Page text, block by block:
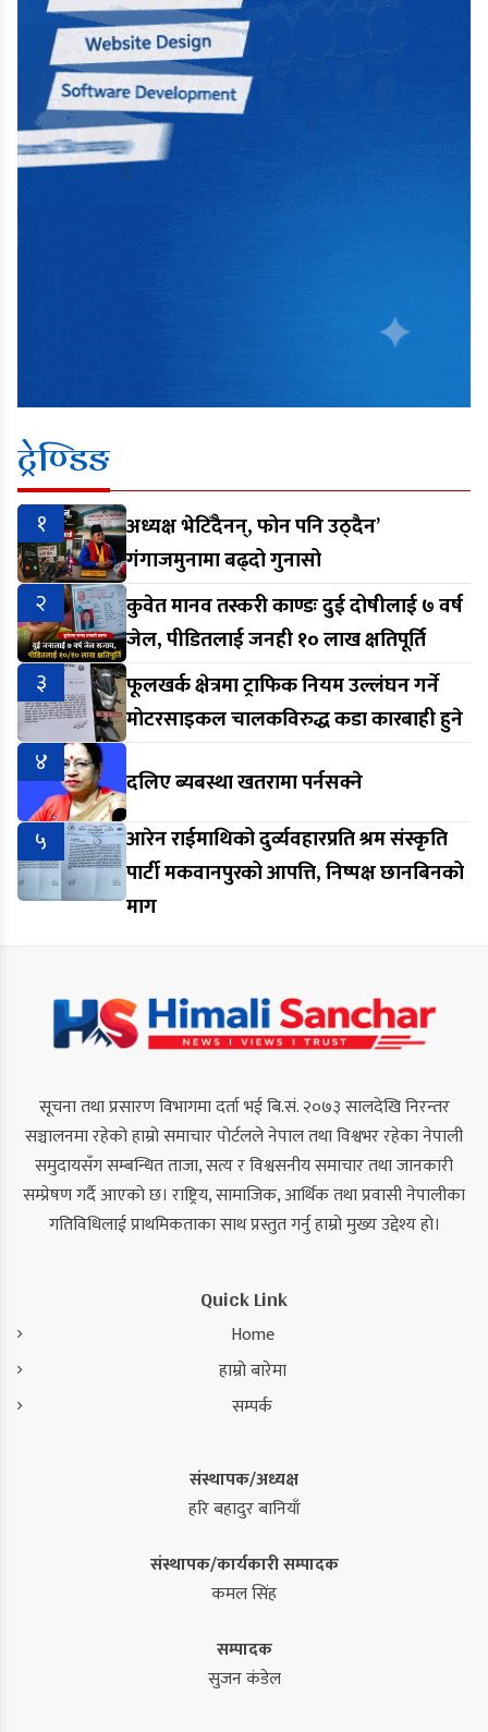
ट्रेण्डिङ
१
अध्यक्ष भेटिँदैनन्, फोन पनि उठ्दैन’
गंगाजमुनामा बढ्दो गुनासो
२
कुवेत मानव तस्करी काण्डः दुई दोषीलाई ७ वर्ष
जेल, पीडितलाई जनही १० लाख क्षतिपूर्ति
३
फूलखर्क क्षेत्रमा ट्राफिक नियम उल्लंघन गर्ने
मोटरसाइकल चालकविरुद्ध कडा कारबाही हुने
४
दलिए ब्यबस्था खतरामा पर्नसक्ने
५
आरेन राईमाथिको दुर्व्यवहारप्रति श्रम संस्कृति
पार्टी मकवानपुरको आपत्ति, निष्पक्ष छानबिनको
माग
सूचना तथा प्रसारण विभागमा दर्ता भई बि.सं. २०७३ सालदेखि निरन्तर
सञ्चालनमा रहेको हाम्रो समाचार पोर्टलले नेपाल तथा विश्वभर रहेका नेपाली
समुदायसँग सम्बन्धित ताजा, सत्य र विश्वसनीय समाचार तथा जानकारी
सम्प्रेषण गर्दै आएको छ। राष्ट्रिय, सामाजिक, आर्थिक तथा प्रवासी नेपालीका
गतिविधिलाई प्राथमिकताका साथ प्रस्तुत गर्नु हाम्रो मुख्य उद्देश्य हो।
Quick Link
Home
हाम्रो बारेमा
सम्पर्क
संस्थापक/अध्यक्ष
हरि बहादुर बानियाँ
संस्थापक/कार्यकारी सम्पादक
कमल सिंह
सम्पादक
सुजन कंडेल